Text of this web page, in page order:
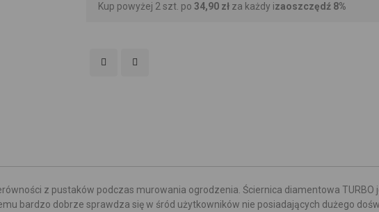
Kup powyżej 2 szt. po34,90 zł za każdy izaoszczędź 8%
z pustaków podczas murowania ogrodzenia. Ściernica diamentowa TURBO
bardzo dobrze sprawdza się w śród użytkowników nie posiadających dużego